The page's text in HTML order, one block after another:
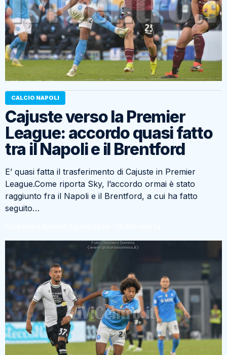
CALCIO NAPOLI
Cajuste verso la Premier
League: accordo quasi fatto
tra il Napoli e il Brentford
E’ quasi fatta il trasferimento di Cajuste in Premier
League.Come riporta Sky, l’accordo ormai è stato
raggiunto fra il Napoli e il Brentford, a cui ha fatto
seguito…